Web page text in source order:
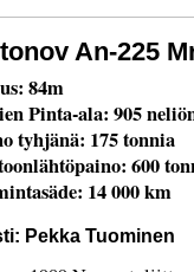
An-225
84m
Pinta-ala: 905
tyhjänä: 175 tonnia
600
14 000 km
Pekka Tuominen